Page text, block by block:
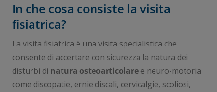
In che cosa consiste la visita
fisiatrica?
La visita fisiatrica è una visita specialistica che
consente di accertare con sicurezza la natura dei
disturbi di natura osteoarticolare e neuro-motoria
come discopatie, ernie discali, cervicalgie, scoliosi,